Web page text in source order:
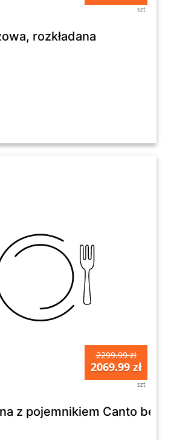
szt
rozkładana
2299.99 zł
2069.99 zł
szt
z pojemnikiem Canto beż